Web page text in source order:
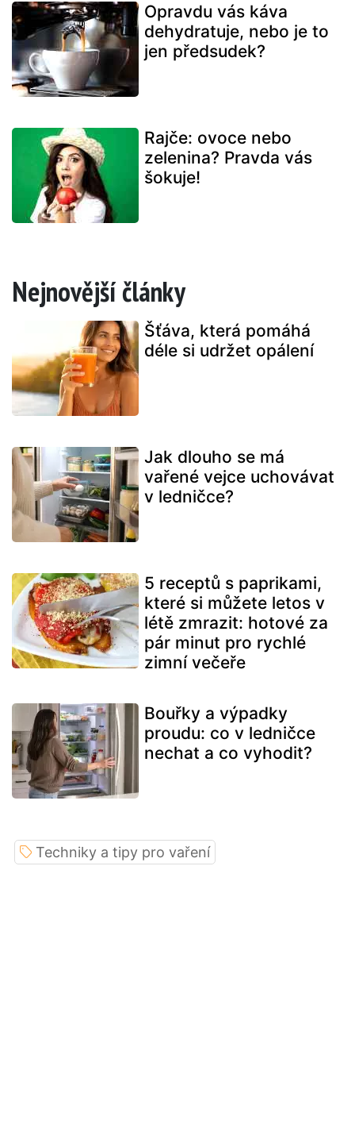
Opravdu vás káva
dehydratuje, nebo je to
jen předsudek?
Rajče: ovoce nebo
zelenina? Pravda vás
šokuje!
Nejnovější články
Šťáva, která pomáhá
déle si udržet opálení
Jak dlouho se má
vařené vejce uchovávat
v ledničce?
5 receptů s paprikami,
které si můžete letos v
létě zmrazit: hotové za
pár minut pro rychlé
zimní večeře
Bouřky a výpadky
proudu: co v ledničce
nechat a co vyhodit?
Techniky a tipy pro vaření